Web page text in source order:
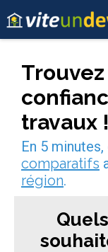
travaux !
En 5
comparatifs
région.